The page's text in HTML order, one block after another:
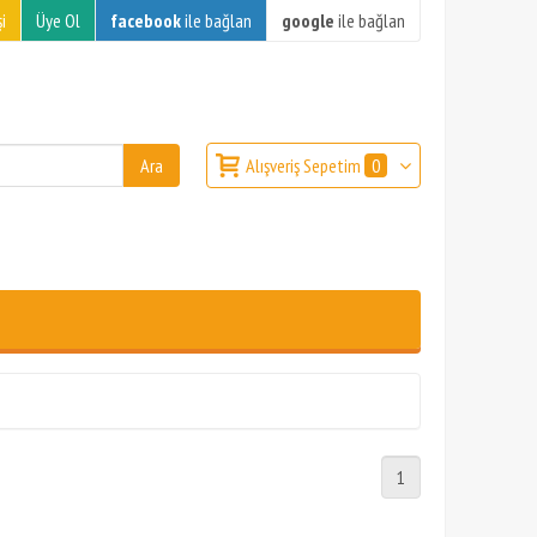
Üye Ol facebookile bağlan google ile bağlan
Alışveriş Sepetim 0
1